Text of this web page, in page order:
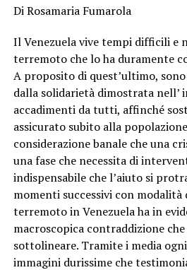
Di Rosamaria Fumarola
Il Venezuela vive tempi difficili e
terremoto che lo ha duramente
A proposito di quest’ultimo,
dalla solidarietà dimostrata nell’
accadimenti da tutti, affinché
assicurato subito alla
considerazione banale che una
una fase che necessita di
indispensabile che l’aiuto si
momenti successivi con modalità
terremoto in Venezuela ha in
macroscopica contraddizione
sottolineare. Tramite i media
immagini durissime che